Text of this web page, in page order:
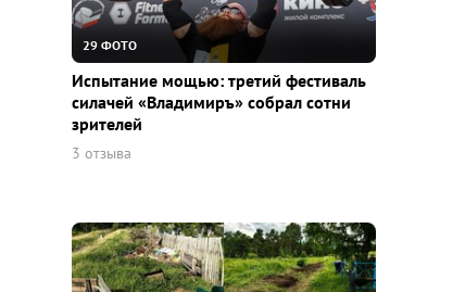
29 ФОТО
Испытание мощью: третий фестиваль
силачей «Владимиръ» собрал сотни
зрителей
3 отзыва